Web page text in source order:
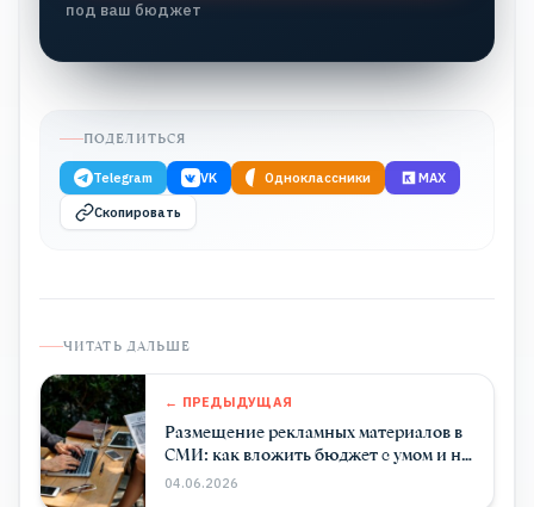
под ваш бюджет
ПОДЕЛИТЬСЯ
Telegram VK Одноклассники MAX
Скопировать
ЧИТАТЬ ДАЛЬШЕ
← ПРЕДЫДУЩАЯ
Размещение рекламных материалов в
СМИ: как вложить бюджет с умом и не
платить за «воздух»
04.06.2026